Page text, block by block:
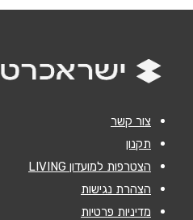
אנא חזרו אלי בקשר ל...
שליחה
צור קשר
תקנון
הצטרפות למועדון LIVING
הצהרת נגישות
מדיניות פרטיות